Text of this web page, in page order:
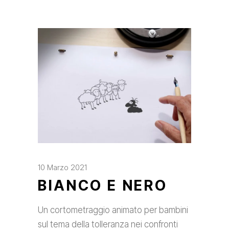
10 Marzo 2021
BIANCO E NERO
Un cortometraggio animato per bambini
sul tema della tolleranza nei confronti